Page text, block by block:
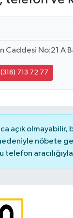
Caddesi No:21 A
713 72 77
açık olmayabilir,
nöbete
telefon